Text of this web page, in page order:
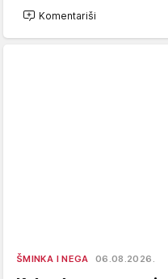
Komentariši
ŠMINKA I NEGA 06.08.2026.